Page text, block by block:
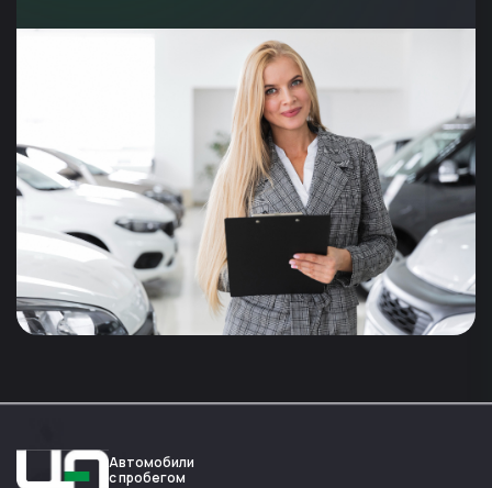
Автомобили
с пробегом